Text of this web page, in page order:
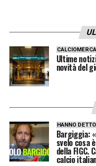
Ultime
novità del
HANNO DETTO
Bargiggia:
svelo cosa
della FIGC.
calcio